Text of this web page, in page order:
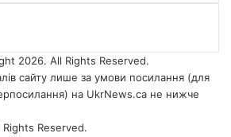
2026. All Rights Reserved.
сайту лише за умови посилання (для
на UkrNews.ca не нижче
Reserved.